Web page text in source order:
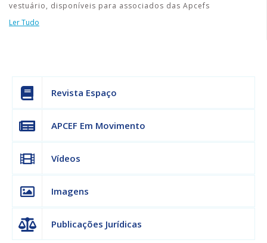
vestuário, disponíveis para associados das Apcefs
Ler Tudo
Revista Espaço
APCEF Em Movimento
Vídeos
Imagens
Publicações Jurídicas